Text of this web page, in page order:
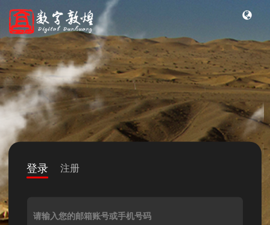
登录 注册
请输入您的邮箱账号或手机号码